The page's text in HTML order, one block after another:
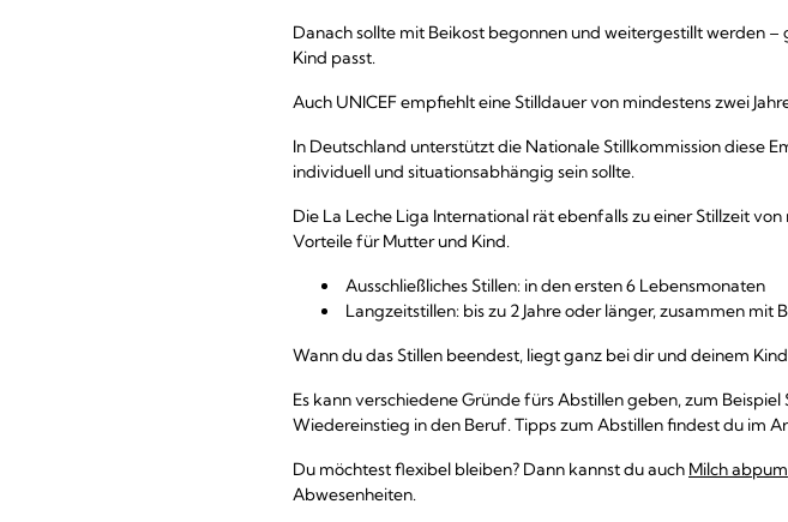
Danach sollte mit Beikost begonnen und weitergestillt werden
Kind passt.
Auch UNICEF empfiehlt eine Stilldauer von mindestens zwei
In Deutschland unterstützt die Nationale Stillkommission diese
individuell und situationsabhängig sein sollte.
Die La Leche Liga International rät ebenfalls zu einer Stillzeit
Vorteile für Mutter und Kind.
Ausschließliches Stillen: in den ersten 6 Lebensmonaten
Langzeitstillen: bis zu 2 Jahre oder länger, zusammen mit
Wann du das Stillen beendest, liegt ganz bei dir und deinem
Es kann verschiedene Gründe fürs Abstillen geben, zum
Wiedereinstieg in den Beruf. Tipps zum Abstillen findest du im
Du möchtest flexibel bleiben? Dann kannst du auch Milch
Abwesenheiten.